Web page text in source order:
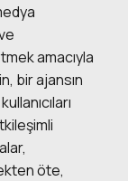
amacıyla
bir ajansın
öte,